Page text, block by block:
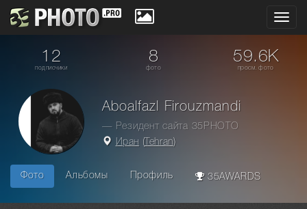
12
подписчики
8
фото
59.6K
просм. фото
Aboalfazl Firouzmandi
— Резидент сайта 35PHOTO
Иран ( Tehran)
Фото Альбомы Профиль 35AWARDS